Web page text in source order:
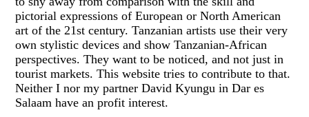
pictorial expressions of European or North American
art of the 21st century. Tanzanian artists use their very
own stylistic devices and show Tanzanian-African
perspectives. They want to be noticed, and not just in
tourist markets. This website tries to contribute to that.
Neither I nor my partner David Kyungu in Dar es
Salaam have an profit interest.